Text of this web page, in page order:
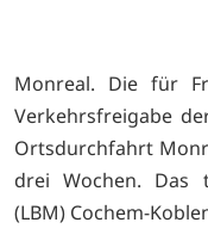
Monreal. Die für
Verkehrsfreigabe
Ortsdurchfahrt
drei Wochen. Das
(LBM) Cochem-